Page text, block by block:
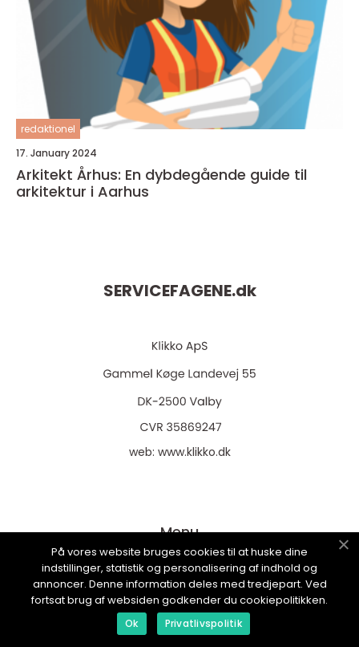
redaktionel
17. January 2024
Arkitekt Århus: En dybdegående guide til
arkitektur i Aarhus
SERVICEFAGENE.dk
web: www.klikko.dk
Menu
Annoncering
Om os
Cookies
På vores website bruges cookies til at huske dine
indstillinger, statistik og personalisering af indhold og
annoncer. Denne information deles med tredjepart. Ved
fortsat brug af websiden godkender du cookiepolitikken.
Ok Privatlivspolitik